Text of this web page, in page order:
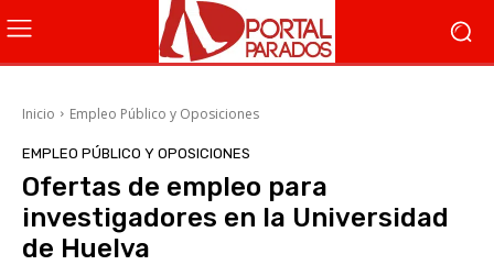
Inicio Empleo Público y Oposiciones
EMPLEO PÚBLICO Y OPOSICIONES
Ofertas de empleo para
investigadores en la Universidad
de Huelva